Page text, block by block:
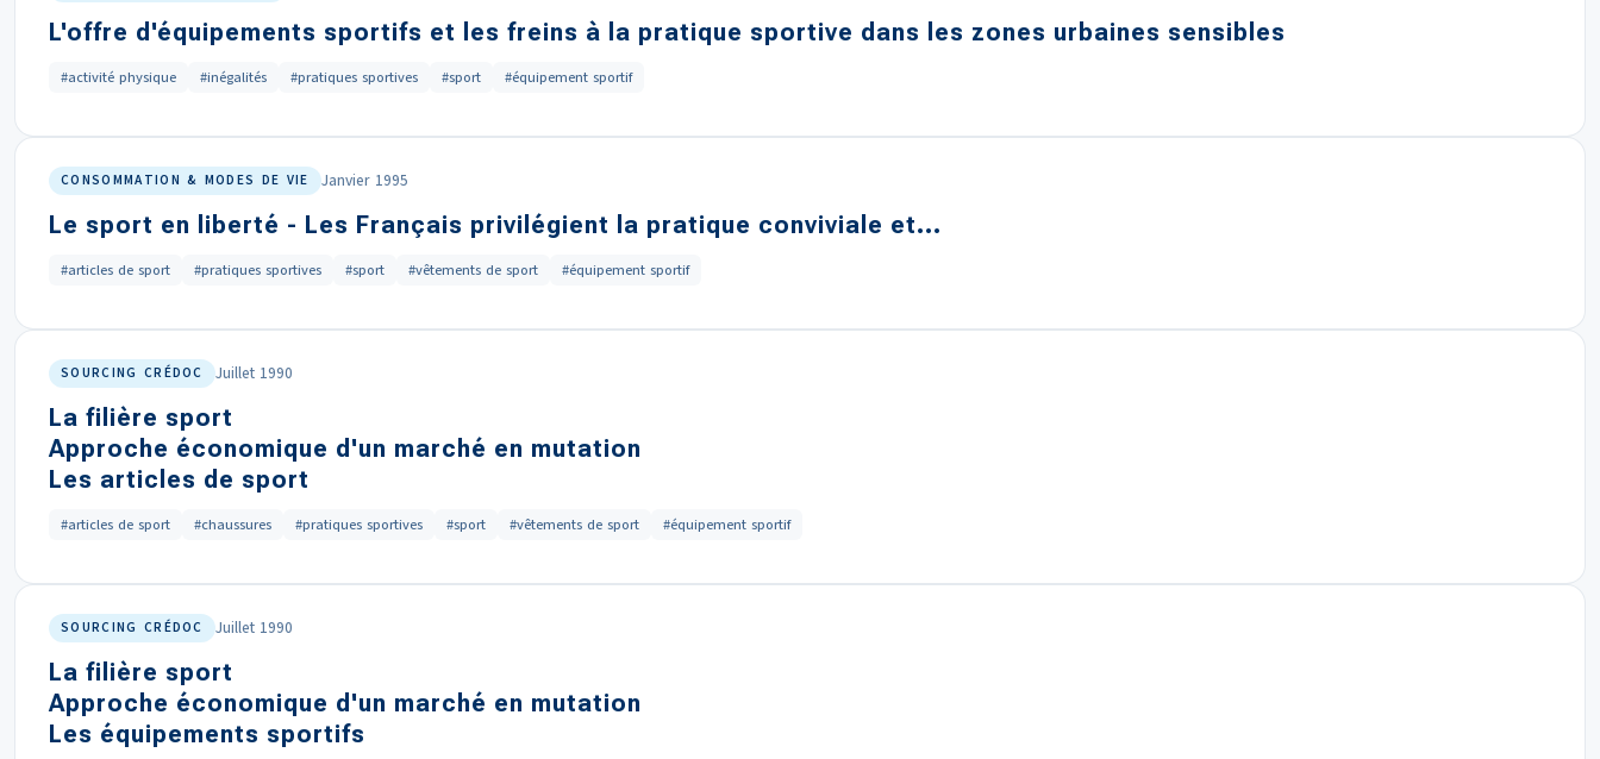
L'offre d'équipements sportifs et les freins à la pratique sportive dans les zones urbaines sensibles
#activité physique #inégalités #pratiques sportives #sport #équipement sportif
CONSOMMATION & MODES DE VIE Janvier 1995
Le sport en liberté - Les Français privilégient la pratique conviviale et...
#articles de sport #pratiques sportives #sport #vêtements de sport #équipement sportif
SOURCING CRÉDOC Juillet 1990
La filière sport
Approche économique d'un marché en mutation
Les articles de sport
#articles de sport #chaussures #pratiques sportives #sport #vêtements de sport #équipement sportif
SOURCING CRÉDOC Juillet 1990
La filière sport
Approche économique d'un marché en mutation
Les équipements sportifs